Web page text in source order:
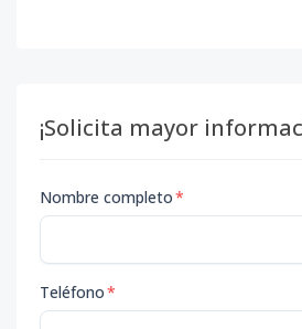
¡Solicita mayor
Nombre completo*
Teléfono*